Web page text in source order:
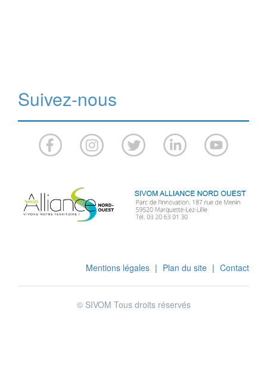
Suivez-nous
Mentions légales | Plan du site | Contact
© SIVOM Tous droits réservés